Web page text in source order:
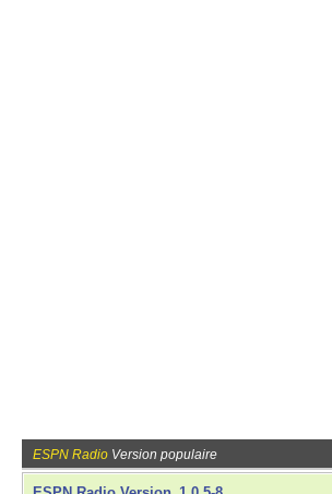
ESPN Radio Version populaire